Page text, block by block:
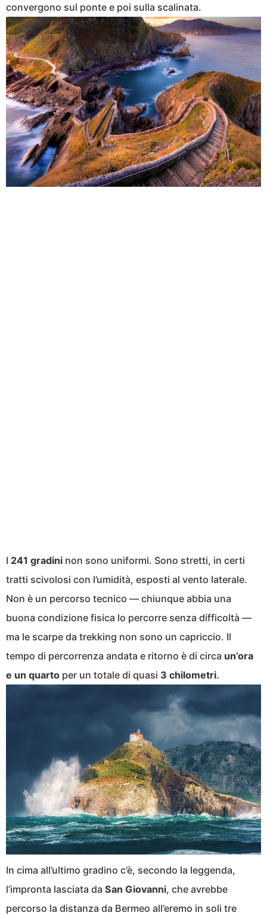
convergono sul ponte e poi sulla scalinata.
I 241 gradini non sono uniformi. Sono stretti, in certi
tratti scivolosi con l’umidità, esposti al vento laterale.
Non è un percorso tecnico — chiunque abbia una
buona condizione fisica lo percorre senza difficoltà —
ma le scarpe da trekking non sono un capriccio. Il
tempo di percorrenza andata e ritorno è di circa un’ora
e un quarto per un totale di quasi 3 chilometri.
In cima all’ultimo gradino c’è, secondo la leggenda,
l’impronta lasciata da San Giovanni, che avrebbe
percorso la distanza da Bermeo all’eremo in soli tre